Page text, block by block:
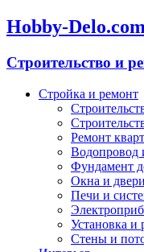
Hobby-Delo.com
Cтроительство и
Стройка и ремонт
Ремонт
Водопровод
Фундамент
Окна и двери
Печи и
Установка и
Стены и